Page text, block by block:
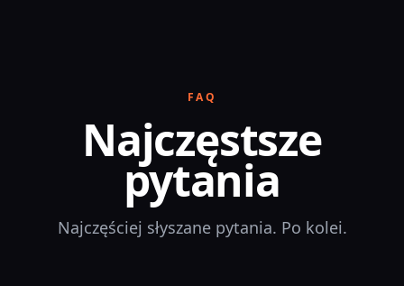
FAQ
Najczęstsze
pytania
Najczęściej słyszane pytania. Po kolei.